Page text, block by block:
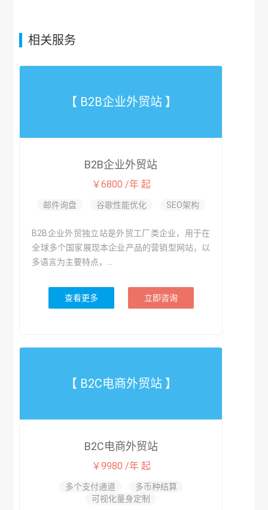
相关服务
【 B2B企业外贸站 】
B2B企业外贸站
￥6800 /年 起
邮件询盘 谷歌性能优化 SEO架构
B2B企业外贸独立站是外贸工厂类企业，用于在
全球多个国家展现本企业产品的营销型网站，以
多语言为主要特点，...
查看更多 立即咨询
【 B2C电商外贸站 】
B2C电商外贸站
￥9980 /年 起
多个支付通道
多币种结算
可视化量身定制